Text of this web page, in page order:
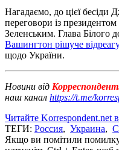
Нагадаємо, до цієї бесіди
переговори із
Зеленським. Глава Білого
Вашингтон рішуче
щодо України.
Новини від
наш канал https://t.me/
Читайте Korrespondent.net
ТЕГИ: Россия, Украина,
Якщо ви помітили помилку,